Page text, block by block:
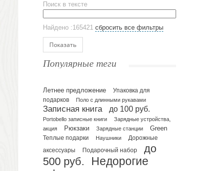
ЕВРОПОСУДА
Аксессуары
Ежедневники и блокноты
Датированные ежедневники
Планинги и телефонные книжки
Планинги датированные
Планинги недатированные
Телефонные книжки
Еженедельники
Органайзер на ежедневник
Сумки и Рюкзаки
Поиск в тексте
Найдено :165421 сбросить все фильтры
Показать
Популярные теги
Летнее предложение
Упаковка для
подарков
Поло с длинными рукавами
Записная книга до 100 руб.
Portobello записные книги
Зарядные устройства,
акция
Рюкзаки Зарядные станции Green
Теплые подарки Наушники Дорожные
аксессуары Подарочный набор
до
500 руб.
Недорогие